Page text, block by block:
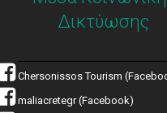
Δικτύωσης
Chersonissos Tourism
maliacretegr (Facebook)